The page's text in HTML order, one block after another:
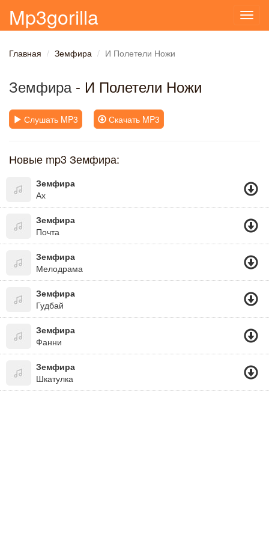
Mp3gorilla
Главная Земфира И Полетели Ножи
Земфира- И Полетели Ножи
Слушать MP3 Скачать MP3
Новые mp3 Земфира:
Земфира
Ах
Земфира
Почта
Земфира
Мелодрама
Земфира
Гудбай
Земфира
Фанни
Земфира
Шкатулка